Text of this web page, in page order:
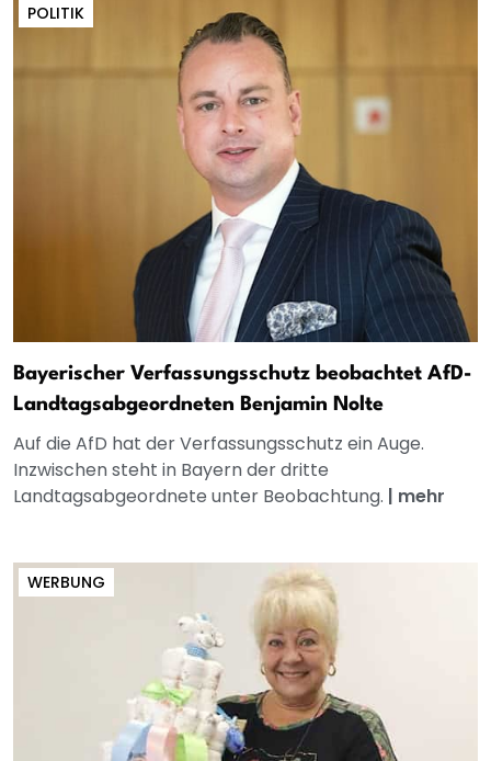
POLITIK
Bayerischer Verfassungsschutz beobachtet AfD-
Landtagsabgeordneten Benjamin Nolte
Auf die AfD hat der Verfassungsschutz ein Auge.
Inzwischen steht in Bayern der dritte
Landtagsabgeordnete unter Beobachtung. | mehr
WERBUNG